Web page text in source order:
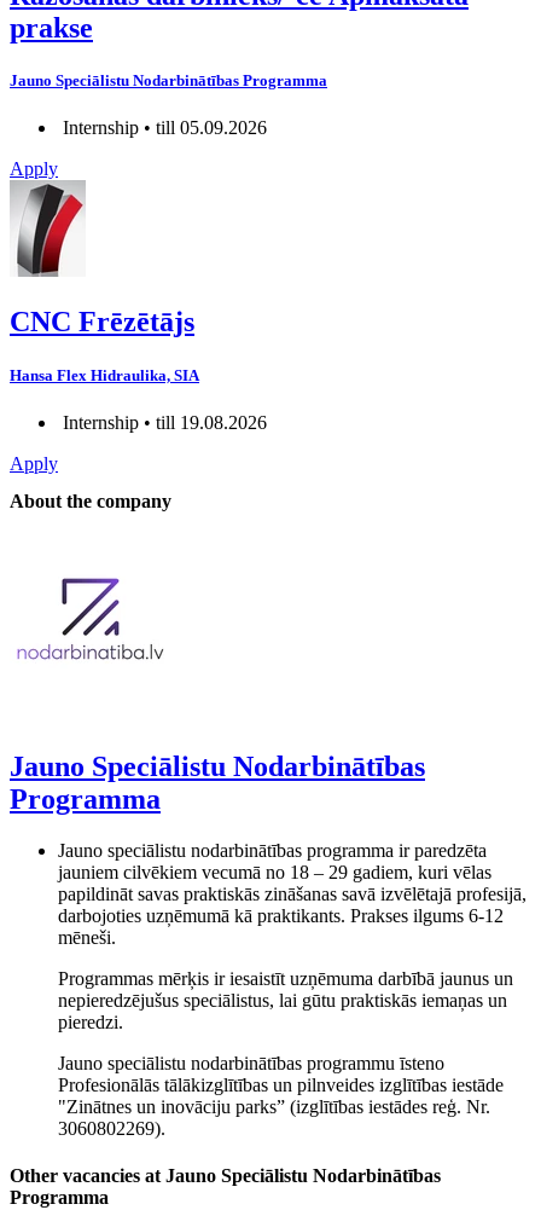
prakse
Jauno Speciālistu Nodarbinātības Programma
Internship • till 05.09.2026
Apply
CNC Frēzētājs
Hansa Flex Hidraulika, SIA
Internship • till 19.08.2026
Apply
About the company
Jauno Speciālistu Nodarbinātības
Programma
Jauno speciālistu nodarbinātības programma ir paredzēta
jauniem cilvēkiem vecumā no 18 – 29 gadiem, kuri vēlas
papildināt savas praktiskās zināšanas savā izvēlētajā profesijā,
darbojoties uzņēmumā kā praktikants. Prakses ilgums 6-12
mēneši.
Programmas mērķis ir iesaistīt uzņēmuma darbībā jaunus un
nepieredzējušus speciālistus, lai gūtu praktiskās iemaņas un
pieredzi.
Jauno speciālistu nodarbinātības programmu īsteno
Profesionālās tālākizglītības un pilnveides izglītības iestāde
"Zinātnes un inovāciju parks” (izglītības iestādes reģ. Nr.
3060802269).
Other vacancies at Jauno Speciālistu Nodarbinātības
Programma